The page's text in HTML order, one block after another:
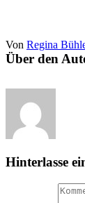
Von Regina
Über den
Hinterlasse